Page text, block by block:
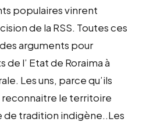
populaires vinrent
de la RSS. Toutes ces
arguments pour
l’ Etat de Roraima à
Les uns, parce qu’ils
reconnaitre le territoire
de tradition indigène..Les